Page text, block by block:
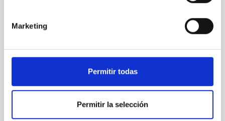
Marketing
Permitir todas
Permitir la selección
Energizing Small-scale Loops through
Surface Convection
The solar atmosphere is filled with clusters of hot
points (CBPs). These ubiquitous structures stand out